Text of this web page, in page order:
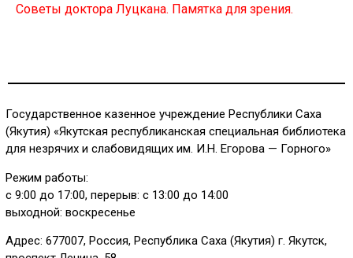
Советы доктора Луцкана. Памятка для зрения.
Государственное казенное учреждение Республики Саха
(Якутия) «Якутская республиканская специальная библиотека
для незрячих и слабовидящих им. И.Н. Егорова — Горного»
Режим работы:
с 9:00 до 17:00, перерыв: с 13:00 до 14:00
выходной: воскресенье
Адрес: 677007, Россия, Республика Саха (Якутия) г. Якутск,